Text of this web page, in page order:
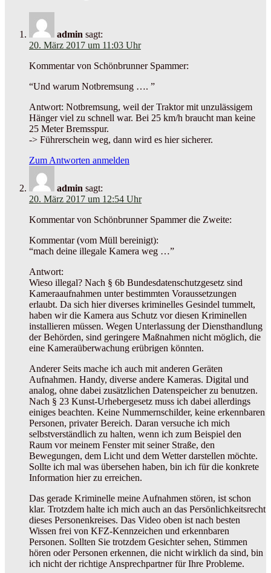
admin sagt:
20. März 2017 um 11:03 Uhr
Kommentar von Schönbrunner Spammer:
“Und warum Notbremsung …. ”
Antwort: Notbremsung, weil der Traktor mit unzulässigem
Hänger viel zu schnell war. Bei 25 km/h braucht man keine
25 Meter Bremsspur.
-> Führerschein weg, dann wird es hier sicherer.
Zum Antworten anmelden
admin sagt:
20. März 2017 um 12:54 Uhr
Kommentar von Schönbrunner Spammer die Zweite:
Kommentar (vom Müll bereinigt):
“mach deine illegale Kamera weg …”
Antwort:
Wieso illegal? Nach § 6b Bundesdatenschutzgesetz sind
Kameraaufnahmen unter bestimmten Voraussetzungen
erlaubt. Da sich hier diverses kriminelles Gesindel tummelt,
haben wir die Kamera aus Schutz vor diesen Kriminellen
installieren müssen. Wegen Unterlassung der Diensthandlung
der Behörden, sind geringere Maßnahmen nicht möglich, die
eine Kameraüberwachung erübrigen könnten.
Anderer Seits mache ich auch mit anderen Geräten
Aufnahmen. Handy, diverse andere Kameras. Digital und
analog, ohne dabei zusätzlichen Datenspeicher zu benutzen.
Nach § 23 Kunst-Urhebergesetz muss ich dabei allerdings
einiges beachten. Keine Nummernschilder, keine erkennbaren
Personen, privater Bereich. Daran versuche ich mich
selbstverständlich zu halten, wenn ich zum Beispiel den
Raum vor meinem Fenster mit seiner Straße, den
Bewegungen, dem Licht und dem Wetter darstellen möchte.
Sollte ich mal was übersehen haben, bin ich für die konkrete
Information hier zu erreichen.
Das gerade Kriminelle meine Aufnahmen stören, ist schon
klar. Trotzdem halte ich mich auch an das Persönlichkeitsrecht
dieses Personenkreises. Das Video oben ist nach besten
Wissen frei von KFZ-Kennzeichen und erkennbaren
Personen. Sollten Sie trotzdem Gesichter sehen, Stimmen
hören oder Personen erkennen, die nicht wirklich da sind, bin
ich nicht der richtige Ansprechpartner für Ihre Probleme.